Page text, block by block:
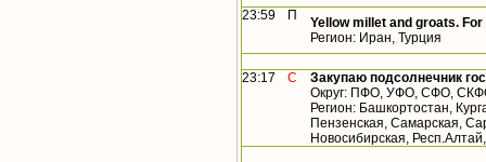
23:59 П Yellow millet and groats.
Регион: Иран, Турция
23:17 С
Закупаю подсолнечник
Округ: ПФО, УФО, СФО,
Регион: Башкортостан,
Пензенская, Самарская,
Новосибирская,